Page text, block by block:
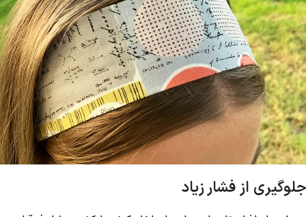
جلوگیری از فشار زیاد